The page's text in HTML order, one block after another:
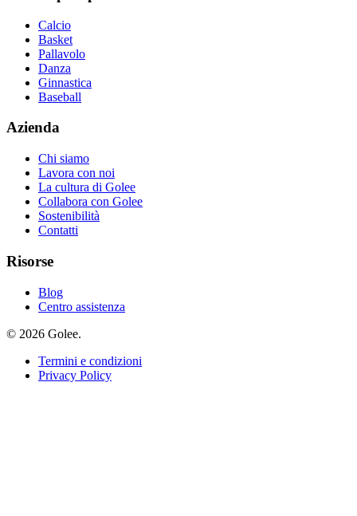
Calcio
Basket
Pallavolo
Danza
Ginnastica
Baseball
Azienda
Chi siamo
Lavora con noi
La cultura di Golee
Collabora con Golee
Sostenibilità
Contatti
Risorse
Blog
Centro assistenza
© 2026 Golee.
Termini e condizioni
Privacy Policy